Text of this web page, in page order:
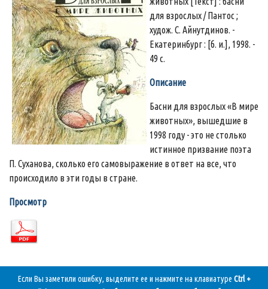
для взpослых / Пантос ;
худож. С. Айнутдинов. -
Екатеринбург : [б. и.], 1998. -
49 с.
Описание
Басни для взрослых «В мире
животных», вышедшие в
1998 году - это не столько
истинное призвание поэта
П. Суханова, сколько его самовыражение в ответ на все, что
происходило в эти годы в стране.
Просмотр
Если Вы заметили ошибку, выделите ее и нажмите на клавиатуре Ctrl +